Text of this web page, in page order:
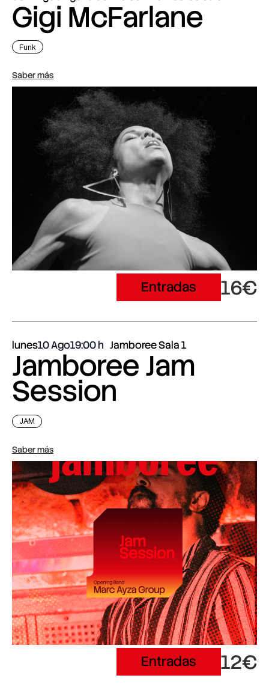
Gigi McFarlane
Funk
Saber más
Entradas 16€
lunes10 Ago19:00 Jamboree Sala 1
Jamboree Jam
Session
JAM
Saber más
Entradas 12€